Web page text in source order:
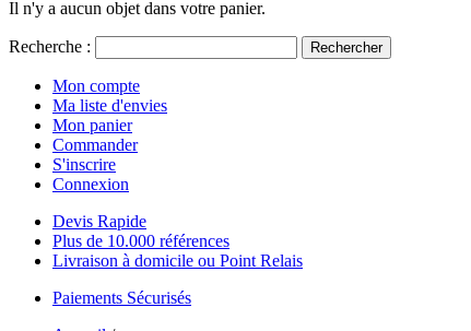
Il n'y a aucun objet dans votre panier.
Recherche : Rechercher
Mon compte
Ma liste d'envies
Mon panier
Commander
S'inscrire
Connexion
Devis Rapide
Plus de 10.000 références
Livraison à domicile ou Point Relais
Paiements Sécurisés